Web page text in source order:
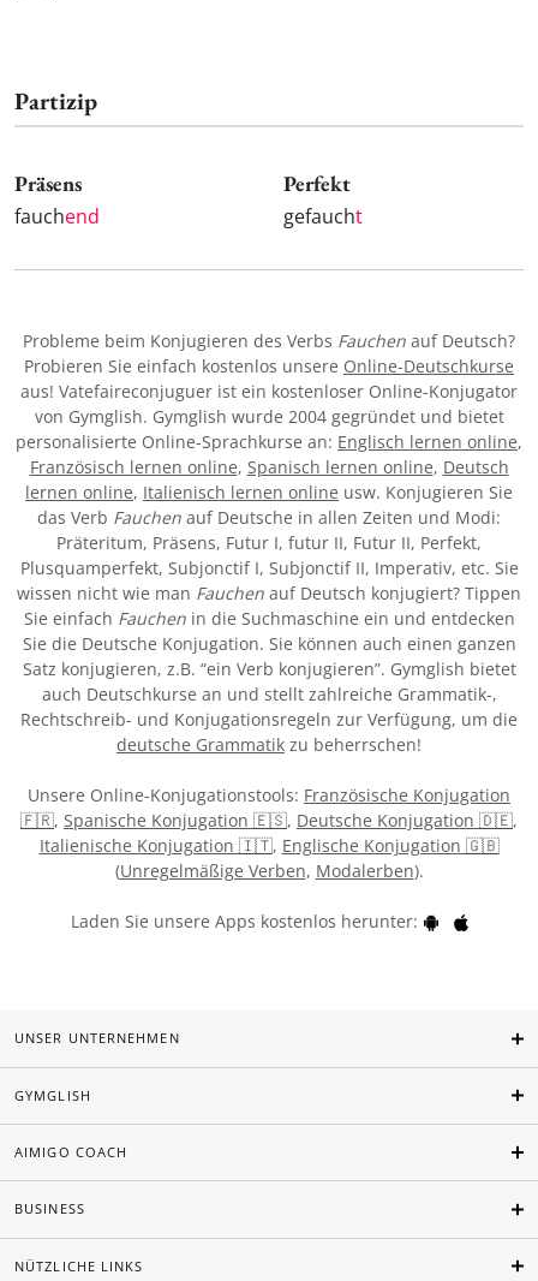
Partizip
Präsens
fauchend
Perfekt
gefaucht
Probleme beim Konjugieren des Verbs Fauchen auf Deutsch?
Probieren Sie einfach kostenlos unsere Online-Deutschkurse
aus! Vatefaireconjuguer ist ein kostenloser Online-Konjugator
von Gymglish. Gymglish wurde 2004 gegründet und bietet
personalisierte Online-Sprachkurse an: Englisch lernen online,
Französisch lernen online, Spanisch lernen online, Deutsch
lernen online, Italienisch lernen online usw. Konjugieren Sie
das Verb Fauchen auf Deutsche in allen Zeiten und Modi:
Präteritum, Präsens, Futur I, futur II, Futur II, Perfekt,
Plusquamperfekt, Subjonctif I, Subjonctif II, Imperativ, etc. Sie
wissen nicht wie man Fauchen auf Deutsch konjugiert? Tippen
Sie einfach Fauchenin die Suchmaschine ein und entdecken
Sie die Deutsche Konjugation. Sie können auch einen ganzen
Satz konjugieren, z.B. “ein Verb konjugieren”. Gymglish bietet
auch Deutschkurse an und stellt zahlreiche Grammatik-,
Rechtschreib- und Konjugationsregeln zur Verfügung, um die
deutsche Grammatik zu beherrschen!
Unsere Online-Konjugationstools: Französische Konjugation
🇫🇷, Spanische Konjugation 🇪🇸, Deutsche Konjugation 🇩🇪,
Italienische Konjugation 🇮🇹, Englische Konjugation 🇬🇧
(Unregelmäßige Verben, Modalerben).
Laden Sie unsere Apps kostenlos herunter:
UNSER UNTERNEHMEN
GYMGLISH
AIMIGO COACH
BUSINESS
NÜTZLICHE LINKS